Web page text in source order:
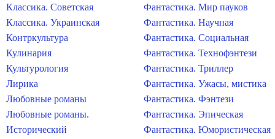
Классика. Советская
Классика. Украинская
Контркультура
Кулинария
Культурология
Лирика
Любовные романы
Любовные романы.
Исторический
Фантастика. Мир пауков
Фантастика. Научная
Фантастика. Социальная
Фантастика. Технофэнтези
Фантастика. Триллер
Фантастика. Ужасы, мистика
Фантастика. Фэнтези
Фантастика. Эпическая
Фантастика. Юмористическая